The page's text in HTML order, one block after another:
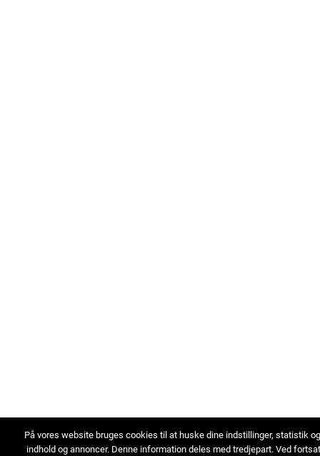
På vores website bruges cookies til at huske dine indstillinger, statistik
indhold og annoncer. Denne information deles med tredjepart. Ved